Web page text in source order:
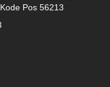
Pos 56213